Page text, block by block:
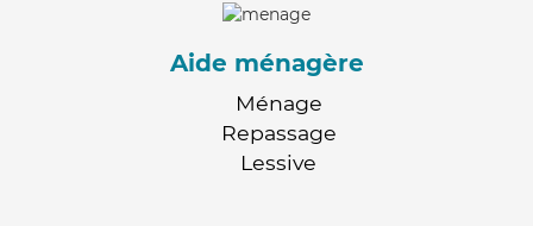
Aide ménagère
Ménage
Repassage
Lessive